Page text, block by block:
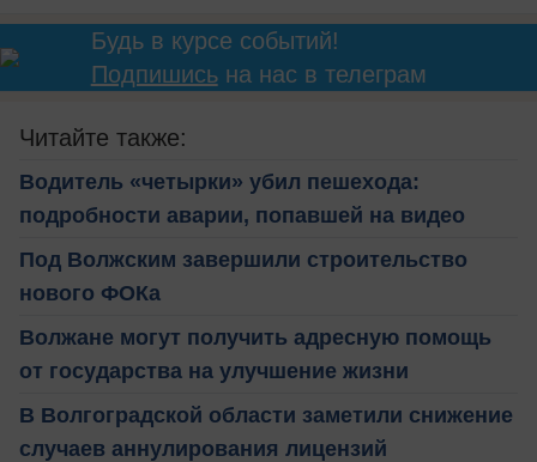
Будь в курсе событий!
Подпишисьна нас в телеграм
Читайте также:
Водитель «четырки» убил пешехода:
подробности аварии, попавшей на видео
Под Волжским завершили строительство
нового ФОКа
Волжане могут получить адресную помощь
от государства на улучшение жизни
В Волгоградской области заметили снижение
случаев аннулирования лицензий